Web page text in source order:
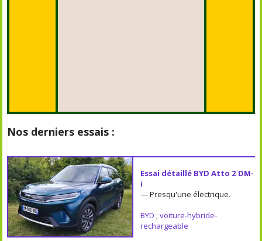
Nos derniers essais :
Essai détaillé BYD Atto 2 DM-
i
— Presqu'une électrique.
BYD ; voiture-hybride-
rechargeable